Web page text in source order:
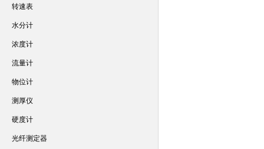
转速表
水分计
浓度计
流量计
物位计
测厚仪
硬度计
光纤测定器